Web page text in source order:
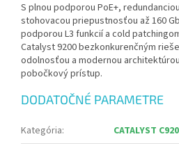
S plnou podporou PoE+,
stohovacou priepustnosťou až 160
podporou L3 funkcií a cold
Catalyst 9200 bezkonkurenčným
odolnosťou a modernou
pobočkový prístup.
DODATOČNÉ PARAMETRE
Kategória:
CATALYST